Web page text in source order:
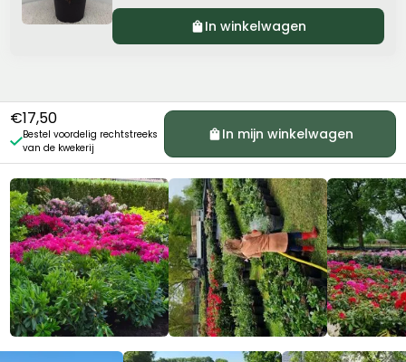
In winkelwagen
€17,50
Bestel voordelig rechtstreeks
van de kwekerij
In mijn winkelwagen